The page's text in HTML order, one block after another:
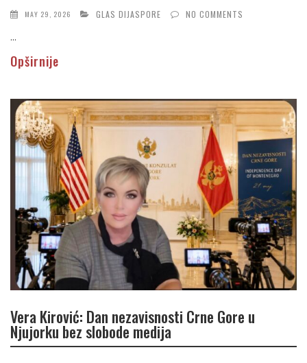
MAY 29, 2026 GLAS DIJASPORE NO COMMENTS
...
Opširnije
Vera Kirović: Dan nezavisnosti Crne Gore u
Njujorku bez slobode medija